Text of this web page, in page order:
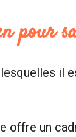
pour
il
offre un